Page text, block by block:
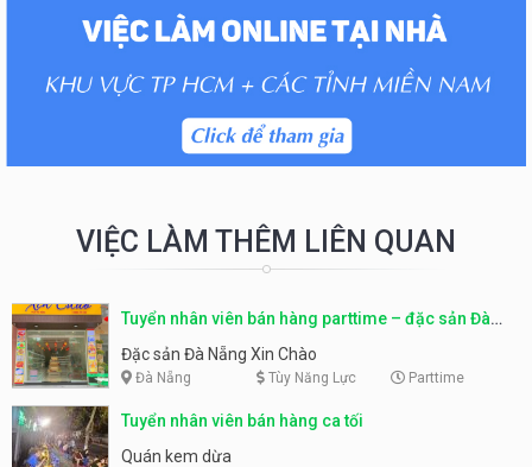
VIỆC LÀM THÊM LIÊN QUAN
Tuyển nhân viên bán hàng parttime – đặc sản Đà
Nẵng
Đặc sản Đà Nẵng Xin Chào
Đà Nẵng Tùy Năng Lực Parttime
Tuyển nhân viên bán hàng ca tối
Quán kem dừa